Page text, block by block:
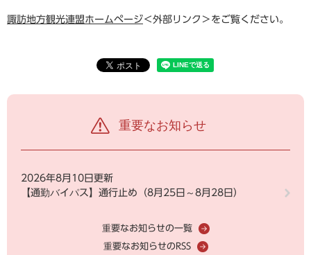
諏訪地方観光連盟ホームページ＜外部リンク＞ をご覧ください。
重要なお知らせ
2026年8月10日更新
【通勤バイパス】通行止め（8月25日～8月28日）
重要なお知らせの一覧
重要なお知らせのRSS